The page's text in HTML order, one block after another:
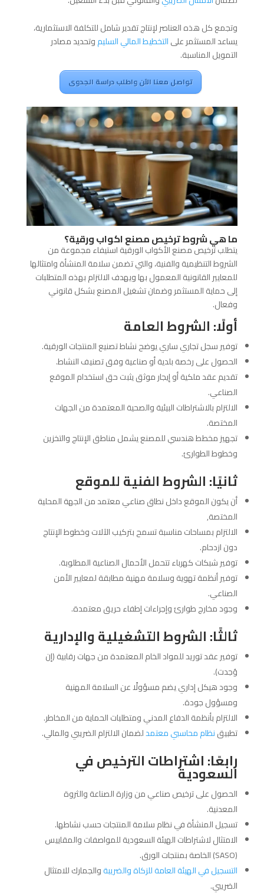
وتجمع كل هذه العناصر لإنتاج تقدير شامل للتكلفة الاستثمارية،
يساعد المستثمر علىالتخطيط المالي السليموتحديد مصادر
التمويل المناسبة.
تواصل معنا الآن واطلب دراسة الجدوى
ما هي شروط ترخيص مصنع اكواب ورقية؟
يتطلب ترخيص مصنع الأكواب الورقية استيفاء مجموعة من
الشروط التنظيمية والفنية، والتي تضمن سلامة المنشأة وامتثالها
للمعايير القانونية المعمول بها ويهدف الالتزام بهذه المتطلبات
إلى حماية المستثمر وضمان تشغيل المصنع بشكل قانوني
وفعال.
أولًا: الشروط العامة
توفير سجل تجاري ساري يوضح نشاط تصنيع المنتجات الورقية.
الحصول على رخصة بلدية أو صناعية وفق تصنيف النشاط.
تقديم عقد ملكية أو إيجار موثق يثبت حق استخدام الموقع
الصناعي.
الالتزام بالاشتراطات البيئية والصحية المعتمدة من الجهات
المختصة.
تجهيز مخطط هندسي للمصنع يشمل مناطق الإنتاج والتخزين
وخطوط الطوارئ.
ثانيًا: الشروط الفنية للموقع
أن يكون الموقع داخل نطاق صناعي معتمد من الجهة المحلية
المختصة,
الالتزام بمساحات مناسبة تسمح بتركيب الآلات وخطوط الإنتاج
دون ازدحام.
توفير شبكات كهرباء تتحمل الأحمال الصناعية المطلوبة.
توفير أنظمة تهوية وسلامة مهنية مطابقة لمعايير الأمن
الصناعي.
وجود مخارج طوارئ وإجراءات إطفاء حريق معتمدة.
ثالثًا: الشروط التشغيلية والإدارية
توفير عقد توريد للمواد الخام المعتمدة من جهات رقابية (إن
وُجدت).
وجود هيكل إداري يضم مسؤولًا عن السلامة المهنية
ومسؤول جودة.
الالتزام بأنظمة الدفاع المدني ومتطلبات الحماية من المخاطر.
تطبيقنظام محاسبي معتمدلضمان الالتزام الضريبي والمالي.
رابعًا: اشتراطات الترخيص في
السعودية
الحصول على ترخيص صناعي من وزارة الصناعة والثروة
المعدنية.
تسجيل المنشأة في نظام سلامة المنتجات حسب نشاطها.
الامتثال لاشتراطات الهيئة السعودية للمواصفات والمقاييس
(SASO) الخاصة بمنتجات الورق.
التسجيل في الهيئة العامة للزكاة والضريبةوالجمارك للامتثال
الضريبي.